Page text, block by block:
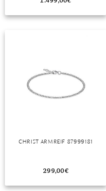
CHRIST ARMREIF 87999181
299,00€